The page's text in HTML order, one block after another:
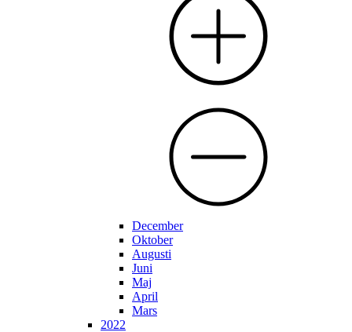
December
Oktober
Augusti
Juni
Maj
April
Mars
2022